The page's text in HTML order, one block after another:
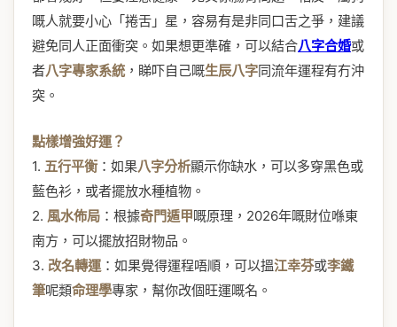
嘅人就要小心「捲舌」星，容易有是非同口舌之爭，建議
避免同人正面衝突。如果想更準確，可以結合八字合婚或
者八字專家系統，睇吓自己嘅生辰八字同流年運程有冇沖
突。
點樣增強好運？
1. 五行平衡：如果八字分析顯示你缺水，可以多穿黑色或
藍色衫，或者擺放水種植物。
2. 風水佈局 ：根據奇門遁甲嘅原理，2026年嘅財位喺東
南方，可以擺放招財物品。
3. 改名轉運 ：如果覺得運程唔順，可以搵江幸芬或李鐵
筆呢類命理學專家，幫你改個旺運嘅名。